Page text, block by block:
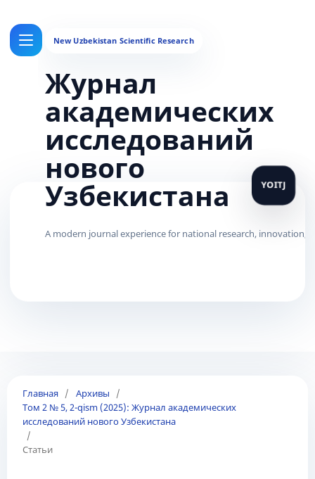
Журнал
академических
исследований
нового
Узбекистана
Главная / Архивы
/
Том 2 № 5, 2-qism (2025): Журнал академических
исследований нового Узбекистана
/
Статьи